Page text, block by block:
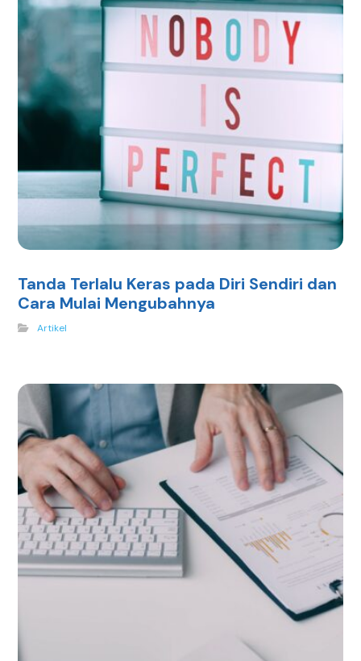
Tanda Terlalu Keras pada Diri Sendiri dan
Cara Mulai Mengubahnya
Artikel